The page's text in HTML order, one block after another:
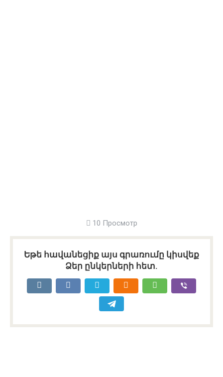
10 Просмотр
Եթե հավանեցիք այս գրառումը կիսվեք
Ձեր ընկերների հետ.